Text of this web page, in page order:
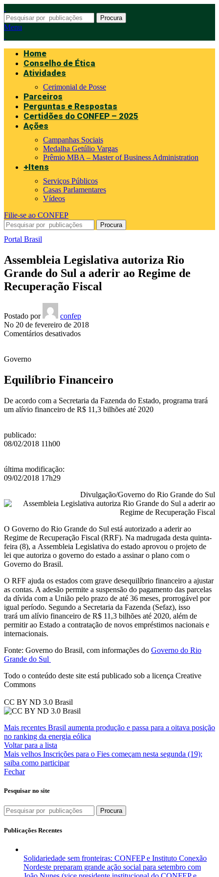
Procura
Menu
Home
Conselho de Ética
Atividades
Cerimonial de Posse
Parceiros
Perguntas e Respostas
Certidões do CONFEP – 2025
Ações
Campanhas Sociais
Medalha Getúlio Vargas
Prêmio MBA – Master of Business Administration
+Itens
Serviços Públicos
Casas Parlamentares
Vídeos
Filie-se ao CONFEP
Procura
Portal Brasil
Assembleia Legislativa autoriza Rio
Grande do Sul a aderir ao Regime de
Recuperação Fiscal
Postado por
confep
No 20 de fevereiro de 2018
Comentários desativadosem
Grande
do
a
aderir
Governo
Equilíbrio Financeiro
De acordo com a Secretaria da Fazenda do Estado, programa trará
um alívio financeiro de R$ 11,3 bilhões até 2020
publicado:
08/02/2018 11h00
última modificação:
09/02/2018 17h29
Divulgação/Governo do Rio Grande do Sul
O Governo do Rio Grande do Sul está autorizado a aderir ao
Regime de Recuperação Fiscal (RRF). Na madrugada desta quinta-
feira (8), a Assembleia Legislativa do estado aprovou o projeto de
lei que autoriza o governo do estado a assinar o plano com o
Governo do Brasil.
O RFF ajuda os estados com grave desequilíbrio financeiro a ajustar
as contas. A adesão permite a suspensão do pagamento das parcelas
da dívida com a União pelo prazo de até 36 meses, prorrogável por
igual período. Segundo a Secretaria da Fazenda (Sefaz), isso
trará um alívio financeiro de R$ 11,3 bilhões até 2020, além de
permitir ao Estado a contratação de novos empréstimos nacionais e
internacionais.
Fonte: Governo do Brasil, com informações do Governo do Rio
Grande do Sul
Todo o conteúdo deste site está publicado sob a licença Creative
Commons
CC BY ND 3.0 Brasil
Mais recentes Brasil aumenta produção e passa para a oitava posição
no ranking da energia eólica
Voltar para a lista
Mais velhos Inscrições para o Fies começam nesta segunda (19);
saiba como participar
Fechar
Pesquisar no site
Procura
Publicações Recentes
Solidariedade sem fronteiras: CONFEP e Instituto Conexão
Nordeste preparam grande ação social para setembro com